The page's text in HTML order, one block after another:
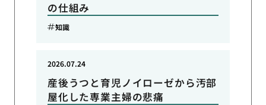
の仕組み
知識
産後うつと育児ノイローゼから汚部
屋化した専業主婦の悲痛
2026.07.24